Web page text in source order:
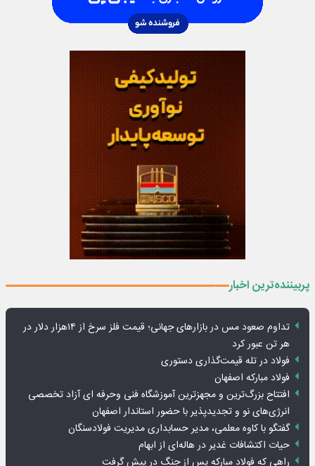
پربیننده‌ترین اخبار
تداوم صعود مس در بازارهای جهانی؛ قیمت فلز سرخ از ۱۴هزار دلار در
هر تن عبور کرد
فولاد در تله قیمت‌گذاری دستوری
فولاد مبارکه اصفهان
افتتاح بزرگ‌ترین و مجهزترین آموزشگاه فنی وحرفه ای آزاد تخصصی
انرژی‌های نو و تجدیدپذیر با حضور استاندار اصفهان
گفتگو با کاوه معلمی، مدیر حسابداری مدیریت فولادسنگان
حیات اکتشافات غدیر در هاله‌ای از ابهام
راهی که فولاد مبارکه پس از جنگ در پیش گرفت